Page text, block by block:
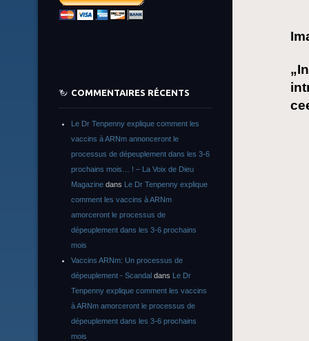
COMMENTAIRES RÉCENTS
Le Dr Tenpenny explique comment les
vaccins à ARNm annonceront le
processus de dépeuplement dans les 3-6
prochains mois… ! – La Voix de Dieu
Magazine dans Le Dr Tenpenny explique
comment les vaccins à ARNm
amorceront le processus de
dépeuplement dans les 3-6 prochains
mois
Vaccins ARNm: Un processus de
dépeuplement - Scandal dans Le Dr
Tenpenny explique comment les vaccins
à ARNm amorceront le processus de
dépeuplement dans les 3-6 prochains
mois